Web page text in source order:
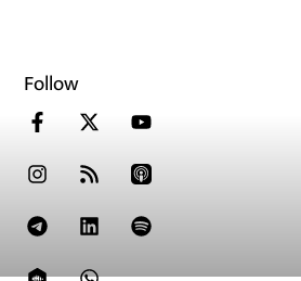
Follow